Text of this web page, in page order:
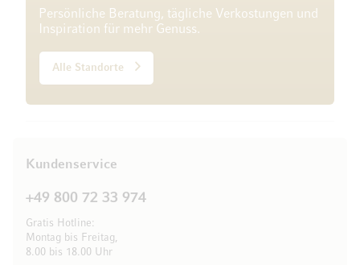
Persönliche Beratung, tägliche Verkostungen und
Inspiration für mehr Genuss.
Alle Standorte
Kundenservice
+49 800 72 33 974
Gratis Hotline:
Montag bis Freitag,
8.00 bis 18.00 Uhr